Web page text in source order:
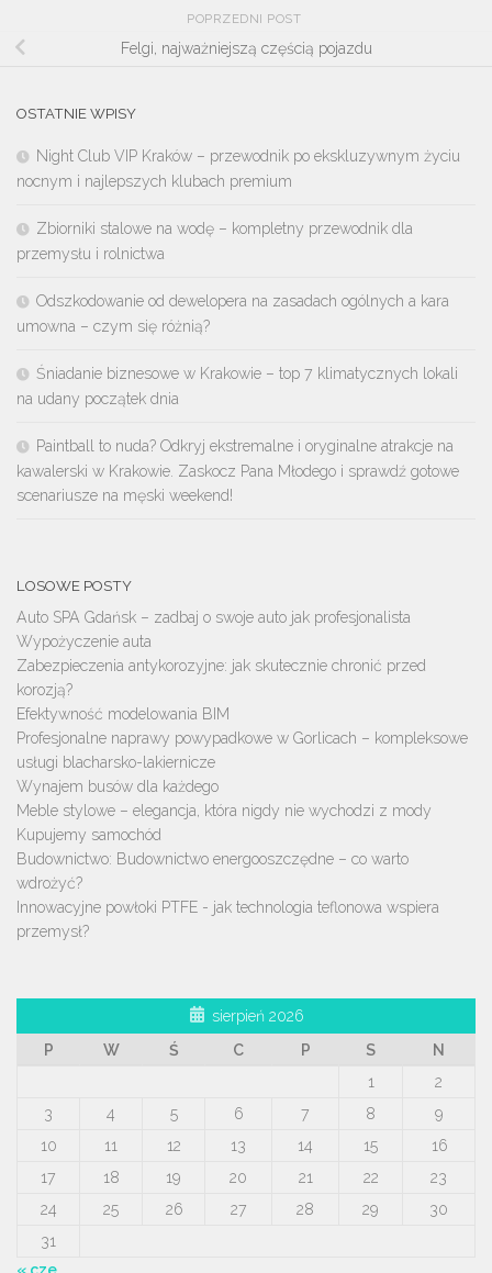
POPRZEDNI POST
Felgi, najważniejszą częścią pojazdu
OSTATNIE WPISY
Night Club VIP Kraków – przewodnik po ekskluzywnym życiu
nocnym i najlepszych klubach premium
Zbiorniki stalowe na wodę – kompletny przewodnik dla
przemysłu i rolnictwa
Odszkodowanie od dewelopera na zasadach ogólnych a kara
umowna – czym się różnią?
Śniadanie biznesowe w Krakowie – top 7 klimatycznych lokali
na udany początek dnia
Paintball to nuda? Odkryj ekstremalne i oryginalne atrakcje na
kawalerski w Krakowie. Zaskocz Pana Młodego i sprawdź gotowe
scenariusze na męski weekend!
LOSOWE POSTY
Auto SPA Gdańsk – zadbaj o swoje auto jak profesjonalista
Wypożyczenie auta
Zabezpieczenia antykorozyjne: jak skutecznie chronić przed
korozją?
Efektywność modelowania BIM
Profesjonalne naprawy powypadkowe w Gorlicach – kompleksowe
usługi blacharsko-lakiernicze
Wynajem busów dla każdego
Meble stylowe – elegancja, która nigdy nie wychodzi z mody
Kupujemy samochód
Budownictwo: Budownictwo energooszczędne – co warto
wdrożyć?
Innowacyjne powłoki PTFE - jak technologia teflonowa wspiera
przemysł?
sierpień 2026
P
W Ś C P S
N
1
2
3
4 5 6 7 8
9
10
11 12 13 14 15
16
17
18 19 20 21 22
23
24
25 26 27 28 29
30
31